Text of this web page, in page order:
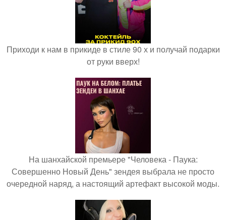
Приходи к нам в прикиде в стиле 90 х и получай подарки
от руки вверх!
На шанхайской премьере "Человека - Паука:
Совершенно Новый День" зендея выбрала не просто
очередной наряд, а настоящий артефакт высокой моды.